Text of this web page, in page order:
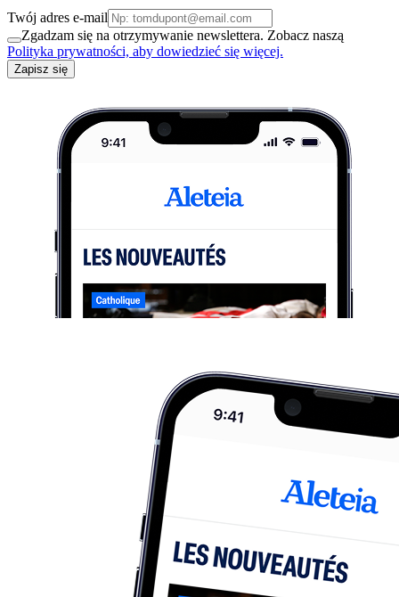
Twój adres e-mail
Zgadzam się na otrzymywanie newslettera. Zobacz naszą
Polityka prywatności, aby dowiedzieć się więcej.
Zapisz się